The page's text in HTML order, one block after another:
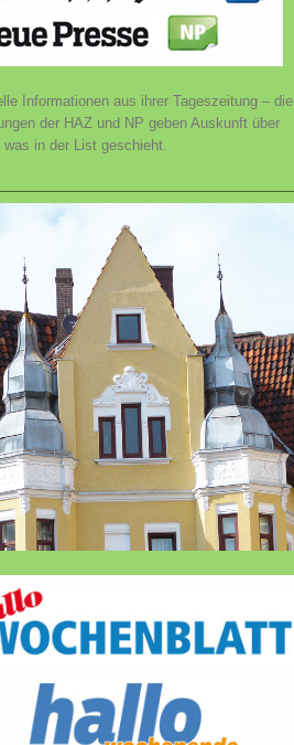
Informationen aus ihrer Tageszeitung – die
der HAZ und NP geben Auskunft über
was in der List geschieht.